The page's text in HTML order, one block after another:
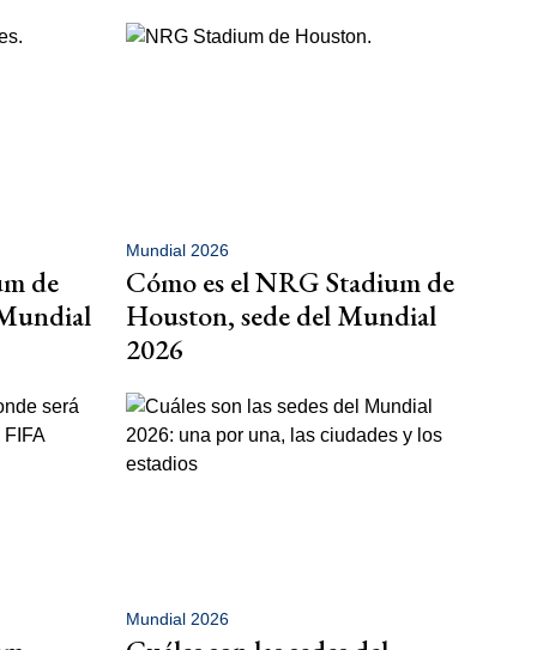
de
Mundial 2026
Cómo es el NRG Stadium de
Houston, sede del Mundial
2026
Mundial 2026